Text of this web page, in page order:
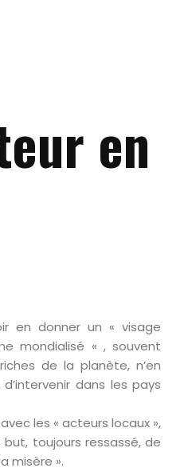
en
en donner un « visage
mondialisé « , souvent
de la planète, n’en
dans les pays
les « acteurs locaux »,
toujours ressassé, de
misère ».